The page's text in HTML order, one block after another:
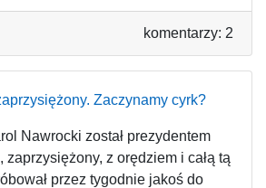
komentarzy: 2
Zaczynamy cyrk?
Nawrocki został prezydentem
zaprzysiężony, z orędziem i całą tą
przez tygodnie jakoś do